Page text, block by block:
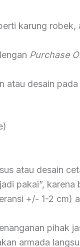
karung
Purchase
atau desain
atau desain
pakai”,
+/- 1-2
pihak
armada